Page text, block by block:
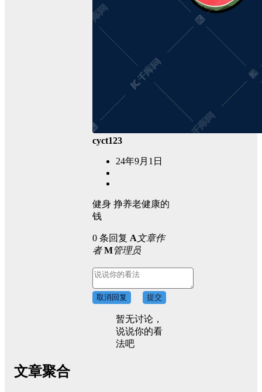
cyct123
24年9月1日
健身 挣养老健康的
钱
0 条回复 A文章作
者 M管理员
取消回复 提交
暂无讨论，
说说你的看
法吧
文章聚合